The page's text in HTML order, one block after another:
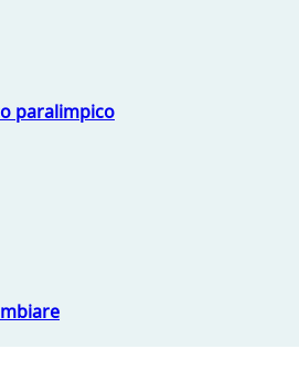
paralimpico